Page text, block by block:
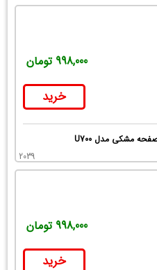
998,000 تومان
خرید
2039
998,000 تومان
خرید